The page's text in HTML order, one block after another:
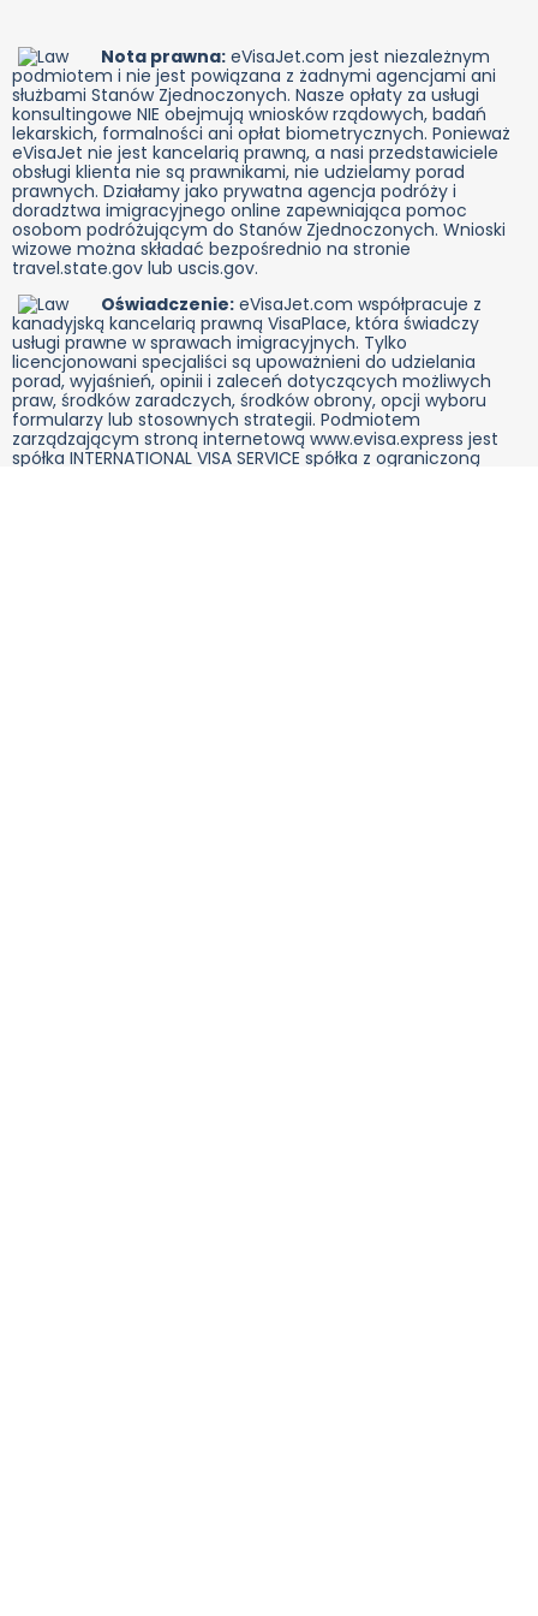
Nota prawna: eVisaJet.com jest niezależnym
podmiotem i nie jest powiązana z żadnymi agencjami ani
służbami Stanów Zjednoczonych. Nasze opłaty za usługi
konsultingowe NIE obejmują wniosków rządowych, badań
lekarskich, formalności ani opłat biometrycznych. Ponieważ
eVisaJet nie jest kancelarią prawną, a nasi przedstawiciele
obsługi klienta nie są prawnikami, nie udzielamy porad
prawnych. Działamy jako prywatna agencja podróży i
doradztwa imigracyjnego online zapewniająca pomoc
osobom podróżującym do Stanów Zjednoczonych. Wnioski
wizowe można składać bezpośrednio na stronie
travel.state.gov lub uscis.gov.
Oświadczenie: eVisaJet.com współpracuje z
kanadyjską kancelarią prawną VisaPlace, która świadczy
usługi prawne w sprawach imigracyjnych. Tylko
licencjonowani specjaliści są upoważnieni do udzielania
porad, wyjaśnień, opinii i zaleceń dotyczących możliwych
praw, środków zaradczych, środków obrony, opcji wyboru
formularzy lub stosownych strategii. Podmiotem
zarządzającym stroną internetową www.evisa.express jest
spółka INTERNATIONAL VISA SERVICE spółka z ograniczoną